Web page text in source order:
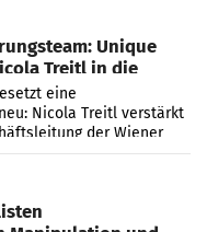
Unique
Treitl in die
eine
Nicola Treitl verstärkt
der Wiener
von Josef Kalina und